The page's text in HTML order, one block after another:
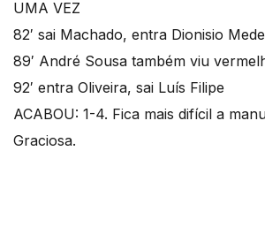
UMA VEZ
82′ sai Machado, entra Dionisio
89′ André Sousa também viu
92′ entra Oliveira, sai Luís Filipe
ACABOU: 1-4. Fica mais difícil a
Graciosa.